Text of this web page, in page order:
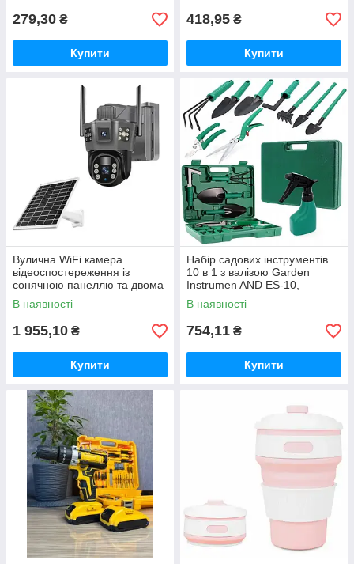
279,30 ₴
Купити
418,95 ₴
Купити
Вулична WiFi камера
відеоспостереження із
сонячною панеллю та двома
об'єктивами TP18 Камера
відеоспостереження 6Мп
В наявності
1 955,10 ₴
Купити
Набір садових інструментів
10 в 1 з валізою Garden
Instrumen AND ES-10,
інвентар для городу та саду
В наявності
754,11 ₴
Купити